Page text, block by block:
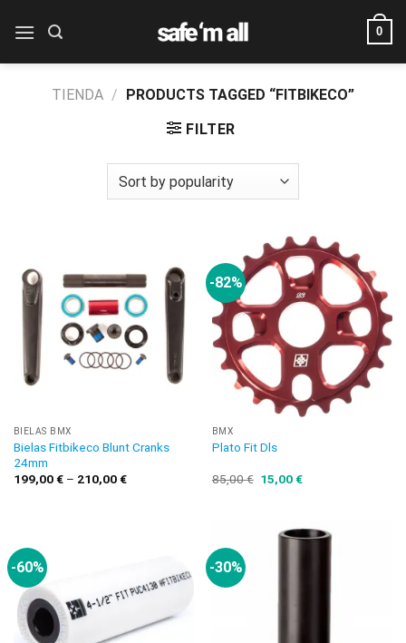
0
TIENDA / PRODUCTS TAGGED “FITBIKECO”
FILTER
BIELAS BMX
Bielas Fitbikeco Blunt Cranks
24mm
199,00€– 210,00€
-82%
BMX
Plato Fit Dls
85,00€ 15,00€
-60% -30%